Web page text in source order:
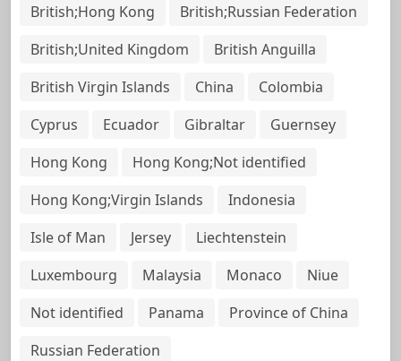
British;Hong Kong
British;Russian Federation
British;United Kingdom
British Anguilla
British Virgin Islands
China
Colombia
Cyprus
Ecuador Gibraltar
Guernsey
Hong Kong
Hong Kong;Not identified
Hong Kong;Virgin Islands
Indonesia
Isle of Man
Jersey
Liechtenstein
Luxembourg
Malaysia Monaco
Niue
Not identified
Panama
Province of China
Russian Federation